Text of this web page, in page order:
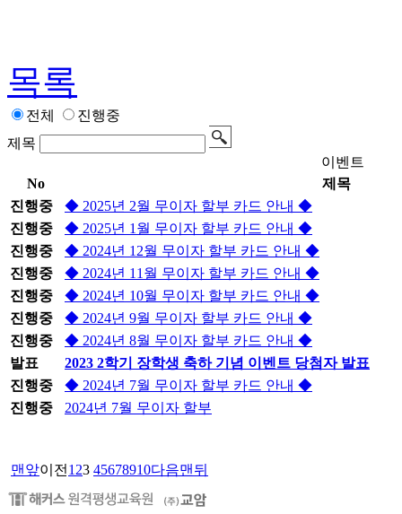
목록
전체
진행중
제목
이벤트
No
제목
진행중
◆ 2025년 2월 무이자 할부 카드 안내 ◆
진행중
◆ 2025년 1월 무이자 할부 카드 안내 ◆
진행중
◆ 2024년 12월 무이자 할부 카드 안내 ◆
진행중
◆ 2024년 11월 무이자 할부 카드 안내 ◆
진행중
◆ 2024년 10월 무이자 할부 카드 안내 ◆
진행중
◆ 2024년 9월 무이자 할부 카드 안내 ◆
진행중
◆ 2024년 8월 무이자 할부 카드 안내 ◆
발표
2023 2학기 장학생 축하 기념 이벤트 당첨자 발표
진행중
◆ 2024년 7월 무이자 할부 카드 안내 ◆
진행중
2024년 7월 무이자 할부
맨앞이전 1 23 45678910다음맨뒤